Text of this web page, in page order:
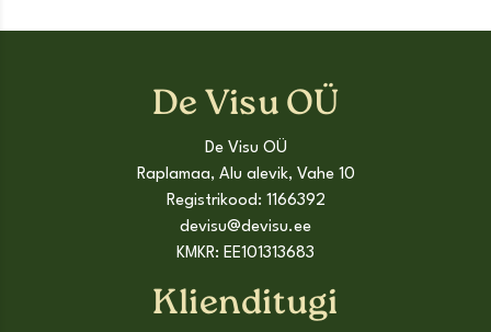
De Visu OÜ
De Visu OÜ
Raplamaa, Alu alevik, Vahe 10
Registrikood: 1166392
devisu@devisu.ee
KMKR: EE101313683
Klienditugi